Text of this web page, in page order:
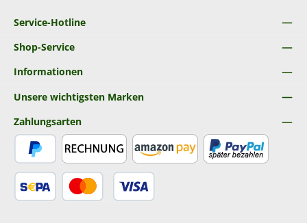
Service-Hotline
Shop-Service
Informationen
Unsere wichtigsten Marken
Zahlungsarten